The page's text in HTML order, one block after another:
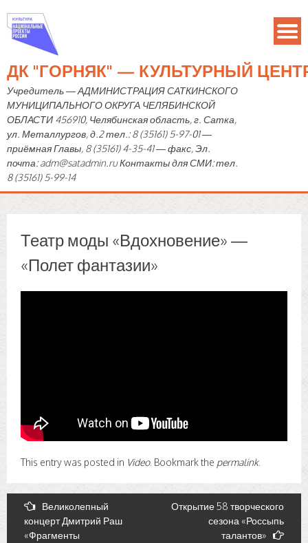
ДК "ГОРНЯК" — КУЛЬТУРНЫЙ
Учредитель — АДМИНИСТРАЦИЯ САТКИНСКОГО
МУНИЦИПАЛЬНОГО ОКРУГА ЧЕЛЯБИНСКОЙ
ОБЛАСТИ 456910, Челябинская область, г. Сатка,
ул. Металлургов, д.2 тел.: 8 (35161) 5-97-01 —
приёмная Главы, 8 (35161) 4-35-41 — факс, Эл.
почта: adm@satadmin.ru Контакты для СМИ: тел.
8 (35161) 5-99-14
Театр моды «Вдохновение» —
«Полет фантазии»
This entry was posted in Video. Bookmark the permalink.
Post
navigation
Великолепный
концерт Дмитрий Раш
«Фрагменты
Открытие 58 творческого
сезона «Россыпь
талантов»